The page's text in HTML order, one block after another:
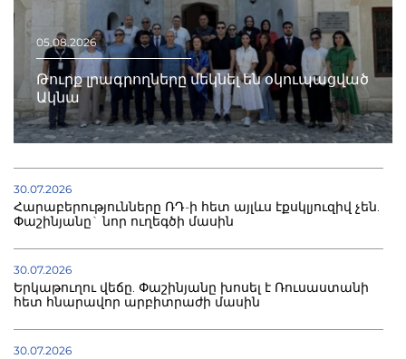
05.08.2026
Թուրք լրագրողները մեկնել են օկուպացված
Ակնա
30.07.2026
Հարաբերությունները ՌԴ-ի հետ այլևս էքսկլյուզիվ չեն.
Փաշինյանը` նոր ուղեգծի մասին
30.07.2026
Երկաթուղու վեճը. Փաշինյանը խոսել է Ռուսաստանի
հետ հնարավոր արբիտրաժի մասին
30.07.2026